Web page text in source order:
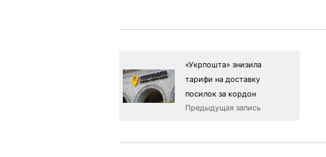
«Укрпошта» знизила
тарифи на доставку
посилок за кордон
Предыдущая запись